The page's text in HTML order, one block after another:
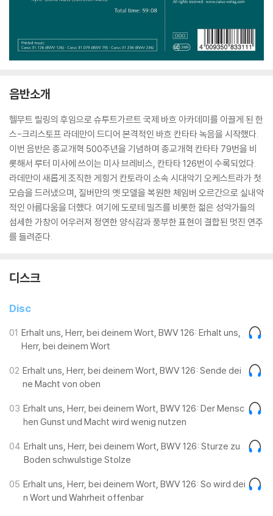
음반소개
헬무트 릴링의 후임으로 슈투트가르트 국제 바흐 아카데미를 이끌게 된 한
스-크리스토프 라데만이 드디어 본격적인 바흐 칸타타 녹음을 시작했다.
이번 음반은 종교개혁 500주년을 기념하며 종교개혁 칸타타 79번을 비
롯해서 루터 미사에 쓰이는 미사 브레비스, 칸타타 126번이 수록되었다.
라데만이 새롭게 조직한 게힝거 칸토라이 소속 시대악기 오케스트라가 첫
모습을 드러냈으며, 질버만의 옛 모델을 복원한 체임버 오르간으로 실내악
적인 아름다움을 더했다. 여기에 도로테 밀즈를 비롯한 젊은 성악가들의
섬세한 가창이 어우러져 정연한 양식감과 풍부한 표현이 결합된 멋진 연주
를 들려준다.
디스크
Disc
01 Erhalt uns, Herr, bei deinem Wort, BWV 126: Erhalt uns,
Herr, bei deinem Wort
02 Erhalt uns, Herr, bei deinem Wort, BWV 126: Sende dei
ne Macht von oben
03 Erhalt uns, Herr, bei deinem Wort, BWV 126: Der Mensc
hen Gunst und Macht wird wenig nutzen
04 Erhalt uns, Herr, bei deinem Wort, BWV 126: Sturze zu
Boden schwulstige Stolze
05 Erhalt uns, Herr, bei deinem Wort, BWV 126: So wird dei
n Wort und Wahrheit offenbar